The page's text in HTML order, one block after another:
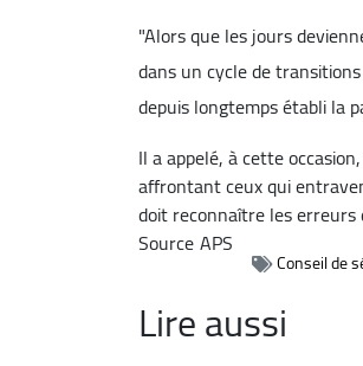
"Alors que les jours
dans un cycle de
depuis longtemps établi la
Il a appelé, à cette
affrontant ceux qui
doit reconnaître les
SourceAPS
Conseil de
Lire aussi